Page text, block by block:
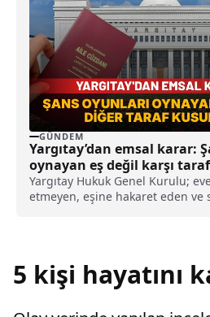
GÜNDEM
Yargıtay’dan emsal karar:
oynayan eş değil karşı
kusurlu sayıldı
Yargıtay Hukuk Genel Kurulu;
etmeyen, eşine hakaret eden ve
5 kişi hayatını